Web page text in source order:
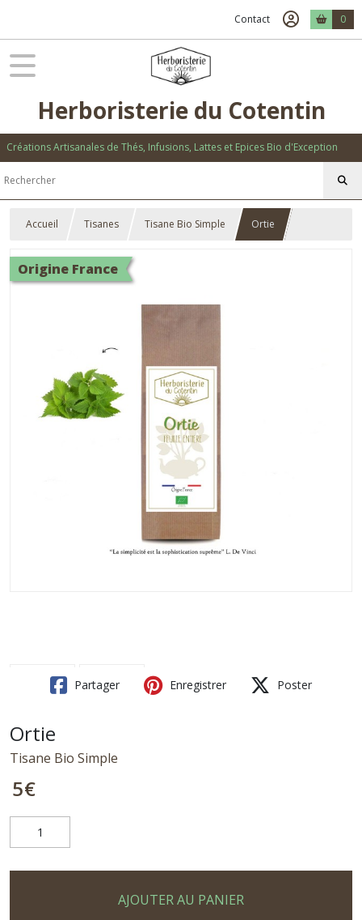
Contact 0
Herboristerie du Cotentin
Créations Artisanales de Thés, Infusions, Lattes et Epices Bio d'Exception
Accueil Tisanes Tisane Bio Simple Ortie
Origine France
Partager Enregistrer Poster
Ortie
Tisane Bio Simple
5€
AJOUTER AU PANIER